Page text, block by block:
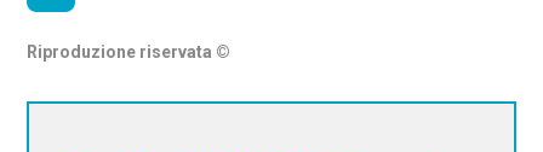
Riproduzione riservata ©